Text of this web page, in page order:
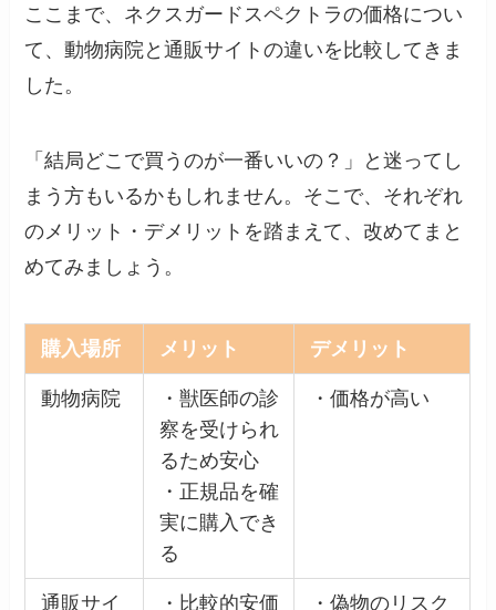
ここまで、ネクスガードスペクトラの価格につい
て、動物病院と通販サイトの違いを比較してきま
した。
「結局どこで買うのが一番いいの？」と迷ってし
まう方もいるかもしれません。そこで、それぞれ
のメリット・デメリットを踏まえて、改めてまと
めてみましょう。
購入場所 メリット デメリット
動物病院
・獣医師の診
察を受けられ
るため安心
・正規品を確
実に購入でき
る
・価格が高い
通販サイ
・比較的安価
・偽物のリスク